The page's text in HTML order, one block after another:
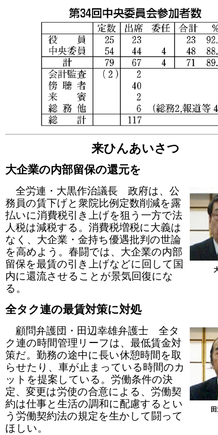
来ひんあいさつ
大企業の内部留保の還元を
全労連・大黒作治議長 政府は、公
務員の賃下げと衆院比例定数削減を露
払いに消費税引き上げを狙う一方で法
人税は減税する。消費税増税に大義は
なく、大企業・金持ち優遇批判の世論
を高めよう。春闘では、大企業の内部
留保を最賃の引き上げなどに回して国
内に還流させることが景気回復にな
る。
全タク連の最賃対策に対処
顧問弁護団・田辺幸雄弁護士 全タ
ク連の時間管理リーフは、最低賃金対
策だ。勤務の途中に長い休憩時間を取
らせたり、車が止まっている時間のカ
ットを提案している。労働条件の決
定、変更は労使の合意による、労働契
約は仕事と生活の調和に配慮するとい
う労働契約法の規定を生かして闘って
ほしい。